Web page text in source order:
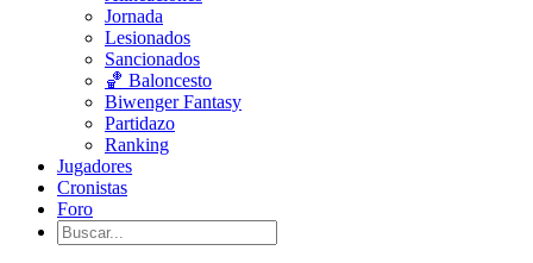
Jornada
Lesionados
Sancionados
🏀 Baloncesto
Biwenger Fantasy
Partidazo
Ranking
Jugadores
Cronistas
Foro